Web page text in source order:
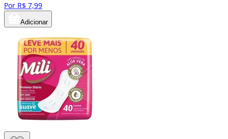
Por R$ 7,99
Adicionar